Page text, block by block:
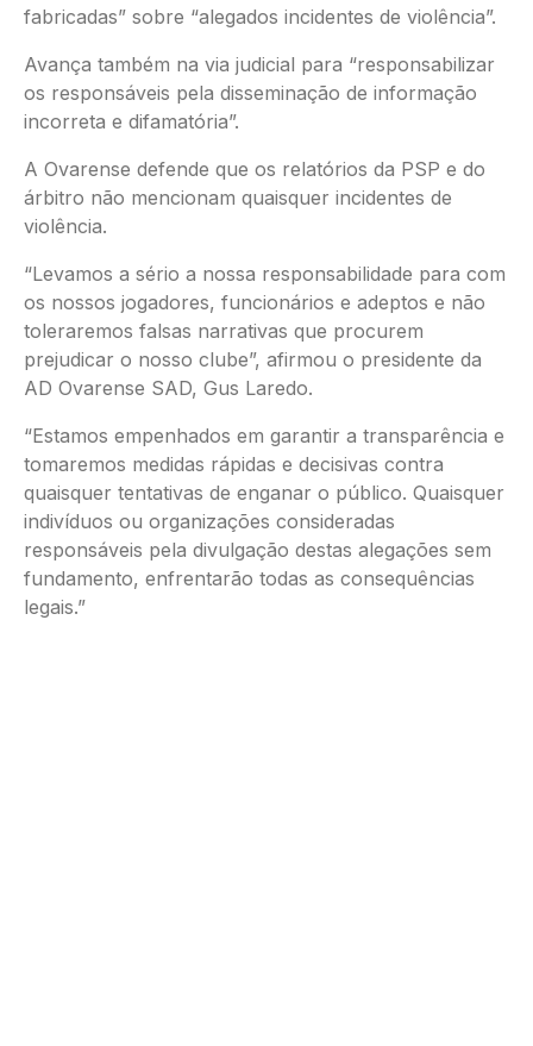
fabricadas” sobre “alegados incidentes de violência”.
Avança também na via judicial para “responsabilizar
os responsáveis pela disseminação de informação
incorreta e difamatória”.
A Ovarense defende que os relatórios da PSP e do
árbitro não mencionam quaisquer incidentes de
violência.
“Levamos a sério a nossa responsabilidade para com
os nossos jogadores, funcionários e adeptos e não
toleraremos falsas narrativas que procurem
prejudicar o nosso clube”, afirmou o presidente da
AD Ovarense SAD, Gus Laredo.
“Estamos empenhados em garantir a transparência e
tomaremos medidas rápidas e decisivas contra
quaisquer tentativas de enganar o público. Quaisquer
indivíduos ou organizações consideradas
responsáveis pela divulgação destas alegações sem
fundamento, enfrentarão todas as consequências
legais.”